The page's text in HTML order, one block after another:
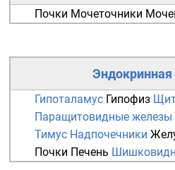
Почки Мочеточники
Эндокринная
Гипоталамус Гипофиз
Паращитовидные железы
Тимус Надпочечники
Почки Печень